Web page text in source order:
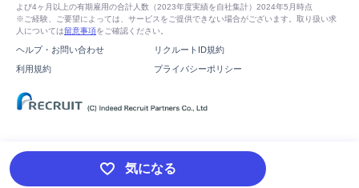
気になる
よび4ヶ月以上の有期雇用の合計人数（2023年度実績を自社集計）2024年5月時点
※ご経験、ご要望によっては、サービスをご提供できない場合がございます。取り扱い求
人については留意事項をご確認ください。
ヘルプ・お問い合わせ
リクルートID規約
利用規約
プライバシーポリシー